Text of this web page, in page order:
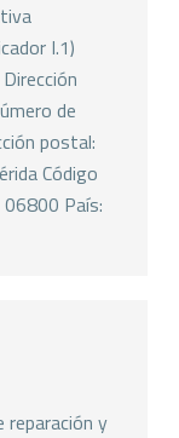
I.1)
de
postal:
Código
País:
reparación y